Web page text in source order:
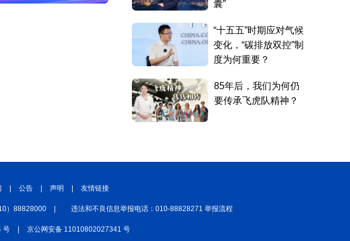
公告 声明 友情链接
）88828000 违法和不良信息举报电话：010-88828271 举报流程
号 京公网安备 11010802027341 号